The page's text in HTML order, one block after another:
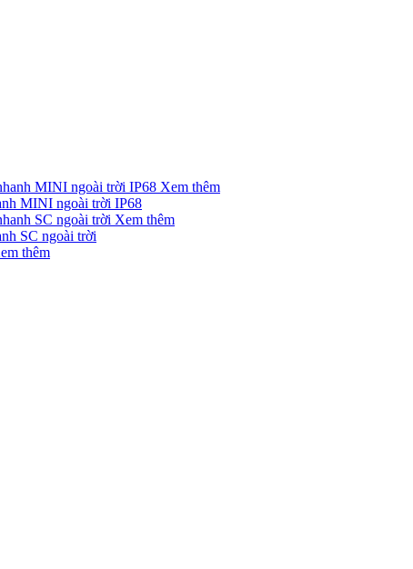
Xem thêm
MINI ngoài trời IP68
Xem thêm
SC ngoài trời
thêm